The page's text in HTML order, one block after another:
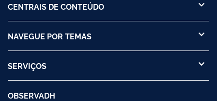
CENTRAIS DE CONTEÚDO
NAVEGUE POR TEMAS
SERVIÇOS
OBSERVADH